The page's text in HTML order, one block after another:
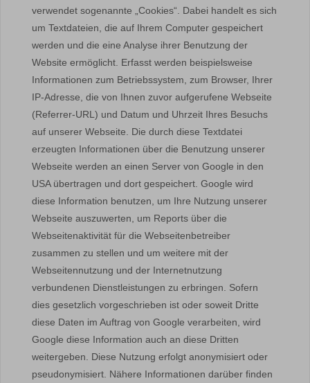
verwendet sogenannte „Cookies“. Dabei handelt es sich
um Textdateien, die auf Ihrem Computer gespeichert
werden und die eine Analyse ihrer Benutzung der
Website ermöglicht. Erfasst werden beispielsweise
Informationen zum Betriebssystem, zum Browser, Ihrer
IP-Adresse, die von Ihnen zuvor aufgerufene Webseite
(Referrer-URL) und Datum und Uhrzeit Ihres Besuchs
auf unserer Webseite. Die durch diese Textdatei
erzeugten Informationen über die Benutzung unserer
Webseite werden an einen Server von Google in den
USA übertragen und dort gespeichert. Google wird
diese Information benutzen, um Ihre Nutzung unserer
Webseite auszuwerten, um Reports über die
Webseitenaktivität für die Webseitenbetreiber
zusammen zu stellen und um weitere mit der
Webseitennutzung und der Internetnutzung
verbundenen Dienstleistungen zu erbringen. Sofern
dies gesetzlich vorgeschrieben ist oder soweit Dritte
diese Daten im Auftrag von Google verarbeiten, wird
Google diese Information auch an diese Dritten
weitergeben. Diese Nutzung erfolgt anonymisiert oder
pseudonymisiert. Nähere Informationen darüber finden